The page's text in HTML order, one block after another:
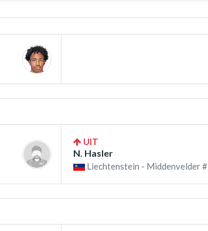
UIT
N. Hasler
Liechtenstein - Middenvelder #